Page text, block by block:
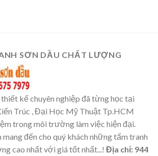
SƠN DẦU CHẤT LƯỢNG
kế chuyên nghiệp đã từng học tại
Trúc , Đại Học Mỹ Thuật Tp.HCM
trong môi trường làm việc hiện đại.
mang đến cho quý khách những tấm tranh
cao nhất với giá tốt nhất...! Địa chỉ: 944